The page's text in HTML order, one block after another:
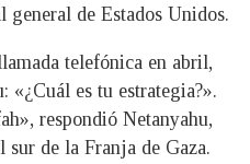
de Estados Unidos.
telefónica en abril,
«¿Cuál es tu estrategia?».
respondió Netanyahu,
sur de la Franja de Gaza.